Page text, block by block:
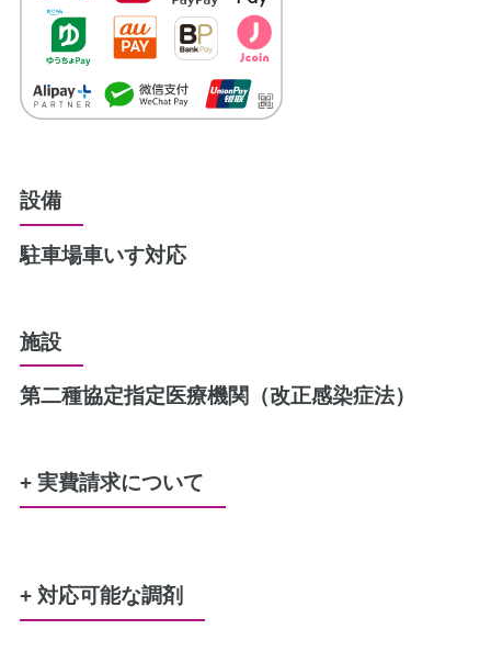
設備
駐車場車いす対応
施設
第二種協定指定医療機関（改正感染症法）
+ 実費請求について
レジ袋（プラスチック製買い物袋）
+ 対応可能な調剤